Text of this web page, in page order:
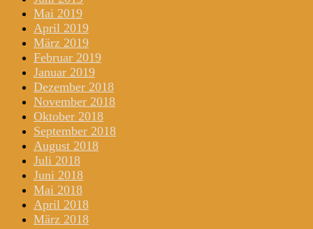
Mai 2019
April 2019
März 2019
Februar 2019
Januar 2019
Dezember 2018
November 2018
Oktober 2018
September 2018
August 2018
Juli 2018
Juni 2018
Mai 2018
April 2018
März 2018